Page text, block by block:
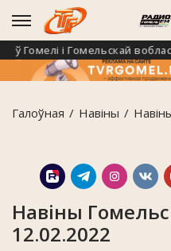
і Гомельскай вобласці 8
Галоўная Навiны
Навіны
12.02.2022